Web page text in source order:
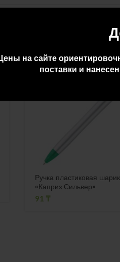
на сайте
поставки и
Ручка пластиковая
«Каприз Сильвер»
91 ₸